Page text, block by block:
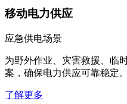
移动电力供应
应急供电场景
为野外作业、灾害救援、临
案，确保电力供应可靠稳定。
了解更多